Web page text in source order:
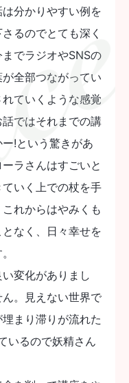
分かりやすい例を
るのでとても深く
でラジオやSNSの
全部つながってい
ていくような感覚
ではそれまでの講
!という驚きがあ
ラさんはすごいと
いく上での杖を手
れからはやみくも
なく、日々幸せを
変化がありまし
。見えない世界で
まり滞りが流れた
いるので妖精さん